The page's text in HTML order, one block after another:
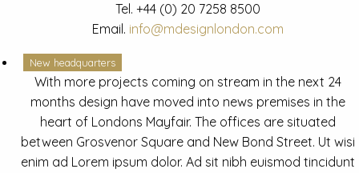
Tel. +44 (0) 20 7258 8500
Email. info@mdesignlondon.com
New headquarters
With more projects coming on stream in the next 24
months design have moved into news premises in the
heart of Londons Mayfair. The offices are situated
between Grosvenor Square and New Bond Street. Ut wisi
enim ad Lorem ipsum dolor. Ad sit nibh euismod tincidunt